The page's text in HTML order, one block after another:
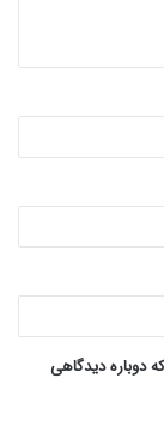
دوباره دیدگاهی